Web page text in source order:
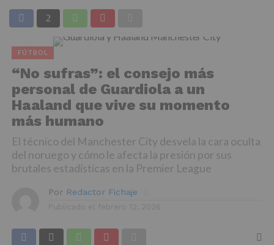
FÚTBOL
“No sufras”: el consejo más
personal de Guardiola a un
Haaland que vive su momento
más humano
El técnico del Manchester City desvela la cara oculta
del noruego y cómo le afecta la presión por sus
brutales estadísticas en la Premier League
Por Redactor Fichaje